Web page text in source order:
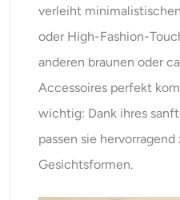
verleiht
oder High-Fashion-
anderen braunen oder
Accessoires perfekt
wichtig: Dank ihres
passen sie hervorragend
Gesichtsformen.